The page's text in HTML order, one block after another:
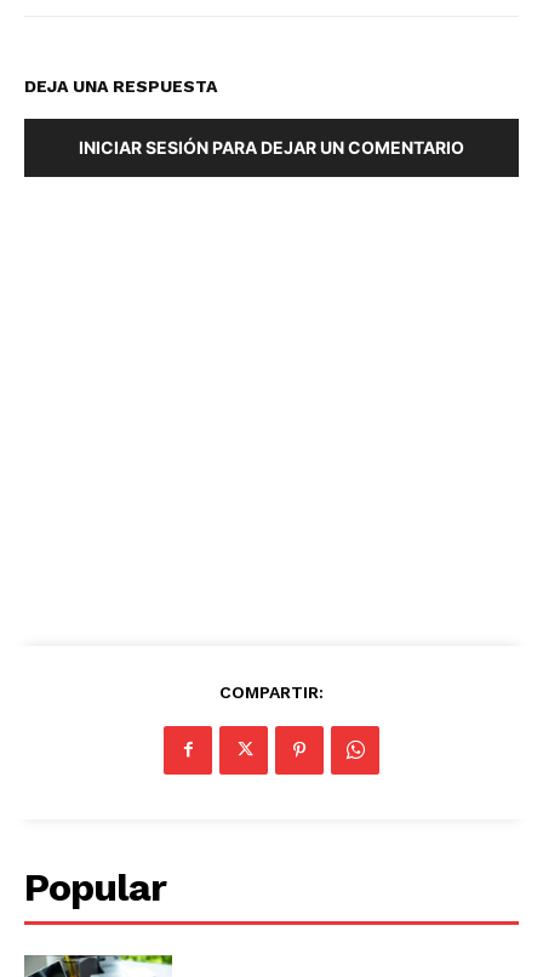
DEJA UNA RESPUESTA
INICIAR SESIÓN PARA DEJAR UN COMENTARIO
COMPARTIR:
Popular